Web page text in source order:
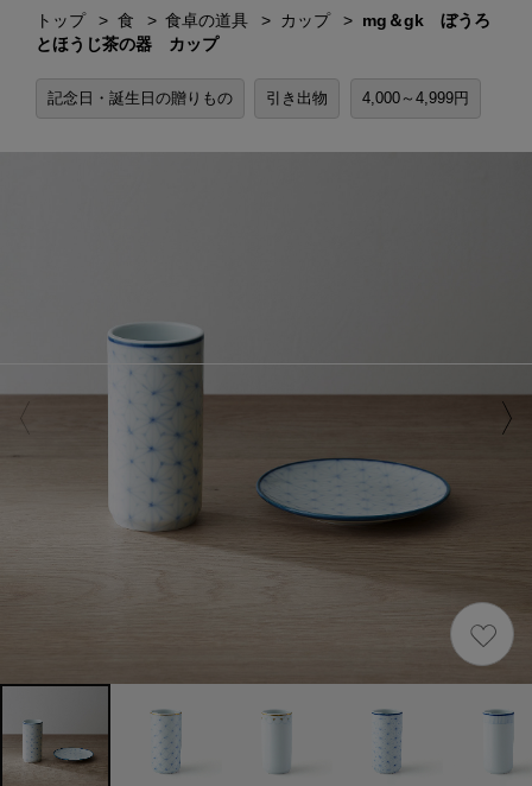
トップ 食 食卓の道具 カップ
mg＆gk ぼうろ
とほうじ茶の器 カップ
記念日・誕生日の贈りもの 引き出物 4,000～4,999円